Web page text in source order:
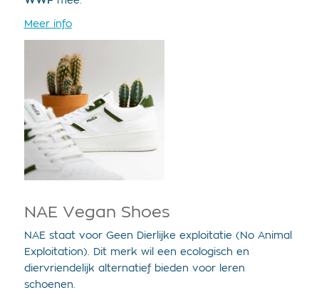
Meer info
NAE Vegan Shoes
NAE staat voor Geen Dierlijke exploitatie (No Animal
Exploitation). Dit merk wil een ecologisch en
diervriendelijk alternatief bieden voor leren
schoenen.